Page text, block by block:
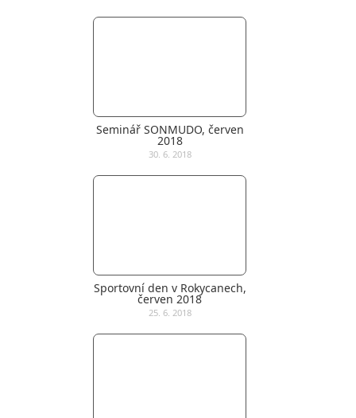
Seminář SONMUDO, červen
2018
30. 6. 2018
Sportovní den v Rokycanech,
červen 2018
25. 6. 2018